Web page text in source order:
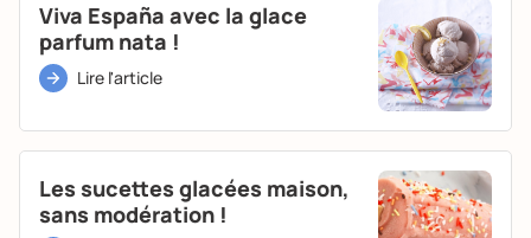
Viva España avec la glace
parfum nata !
Lire l'article
Les sucettes glacées maison,
sans modération !